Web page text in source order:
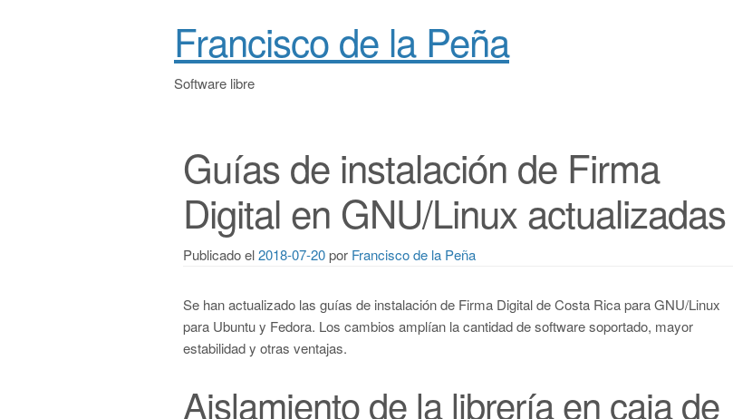
Francisco de la Peña
Software libre
Guías de instalación de Firma
Digital en GNU/Linux actualizadas
Publicado el2018-07-20por Francisco de la Peña
Se han actualizado las guías de instalación de Firma Digital de Costa Rica para GNU/Linux
para Ubuntu y Fedora. Los cambios amplían la cantidad de software soportado, mayor
estabilidad y otras ventajas.
Aislamiento de la librería en caja de